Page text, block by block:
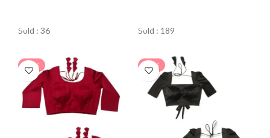
Sold : 36 Sold : 189
-20% -30%